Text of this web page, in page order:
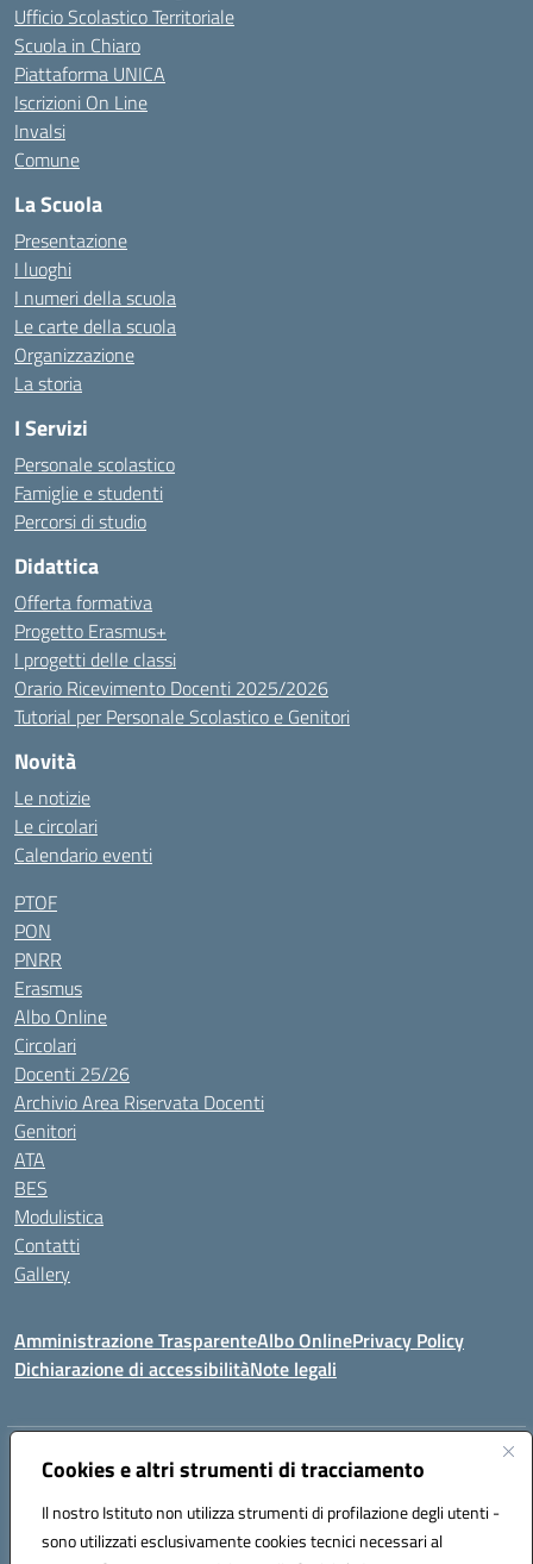
Cookies e altri strumenti di tracciamento
Il nostro Istituto non utilizza strumenti di profilazione degli utenti -
sono utilizzati esclusivamente cookies tecnici necessari al
Ufficio Scolastico Territoriale
Scuola in Chiaro
Piattaforma UNICA
Iscrizioni On Line
Invalsi
Comune
La Scuola
Presentazione
I luoghi
I numeri della scuola
Le carte della scuola
Organizzazione
La storia
I Servizi
Personale scolastico
Famiglie e studenti
Percorsi di studio
Didattica
Offerta formativa
Progetto Erasmus+
I progetti delle classi
Orario Ricevimento Docenti 2025/2026
Tutorial per Personale Scolastico e Genitori
Novità
Le notizie
Le circolari
Calendario eventi
PTOF
PON
PNRR
Erasmus
Albo Online
Circolari
Docenti 25/26
Archivio Area Riservata Docenti
Genitori
ATA
BES
Modulistica
Contatti
Gallery
Amministrazione TrasparenteAlbo OnlinePrivacy Policy
Dichiarazione di accessibilitàNote legali
Indirizzo:Via Coniugi Crigna – Cap. 89861 – Tropea (VV)
Posta elettronica certificata (PEC):vvic82200d@pec.istruzione.it
Codice fiscale: 96012410799